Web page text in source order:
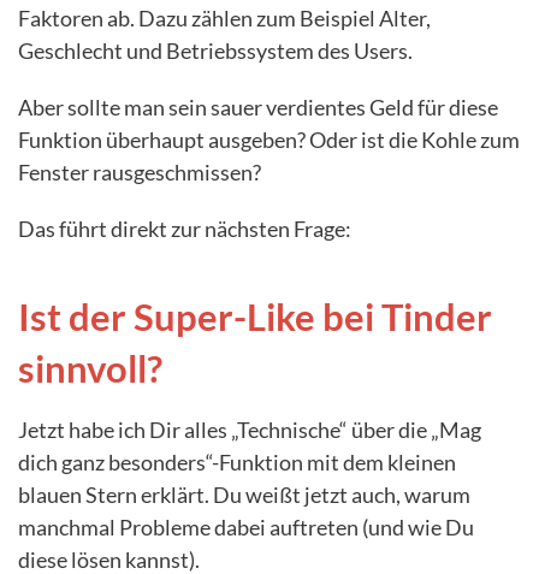
Faktoren ab. Dazu zählen zum Beispiel Alter,
Geschlecht und Betriebssystem des Users.
Aber sollte man sein sauer verdientes Geld für diese
Funktion überhaupt ausgeben? Oder ist die Kohle zum
Fenster rausgeschmissen?
Das führt direkt zur nächsten Frage:
Ist der Super-Like bei Tinder
sinnvoll?
Jetzt habe ich Dir alles „Technische“ über die „Mag
dich ganz besonders“-Funktion mit dem kleinen
blauen Stern erklärt. Du weißt jetzt auch, warum
manchmal Probleme dabei auftreten (und wie Du
diese lösen kannst).